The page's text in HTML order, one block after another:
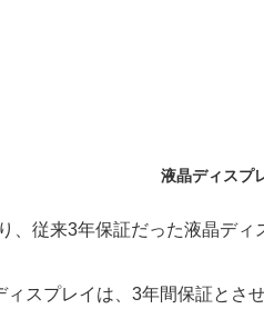
液晶ディスプ
、従来3年保証だった液晶ディ
ィスプレイは、3年間保証とさ